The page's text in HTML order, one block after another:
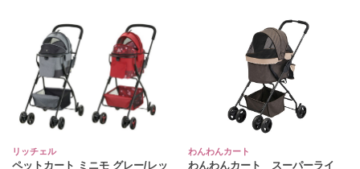
リッチェル
ペットカート ミニモ グレー/レッ
わんわんカート
わんわんカート スーパーライ